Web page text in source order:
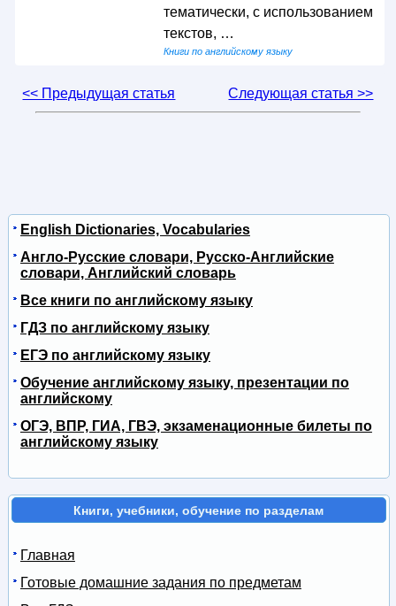
тематически, с использованием
текстов, …
Книги по английскому языку
<< Предыдущая статья Следующая статья >>
English Dictionaries, Vocabularies
Англо-Русские словари, Русско-Английские
словари, Английский словарь
Все книги по английскому языку
ГДЗ по английскому языку
ЕГЭ по английскому языку
Обучение английскому языку, презентации по
английскому
ОГЭ, ВПР, ГИА, ГВЭ, экзаменационные билеты по
английскому языку
Книги, учебники, обучение по разделам
Главная
Готовые домашние задания по предметам